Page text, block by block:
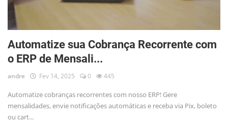
Finanças
Gestão
Vídeos
Login
Registro
Automatize sua Cobrança Recorrente com
o ERP de Mensali...
andre Fev 14, 2025 0 445
Automatize cobranças recorrentes com nosso ERP! Gere
mensalidades, envie notificações automáticas e receba via Pix, boleto
ou cart...